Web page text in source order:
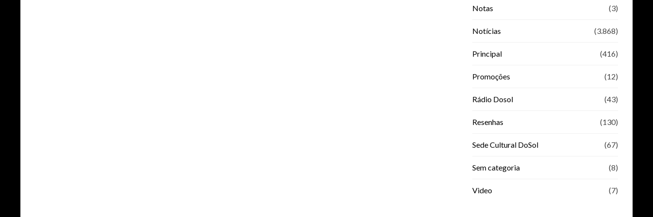
Notas (3)
Notícias (3.868)
Principal (416)
Promoções (12)
Rádio Dosol (43)
Resenhas (130)
Sede Cultural DoSol (67)
Sem categoria (8)
Video (7)